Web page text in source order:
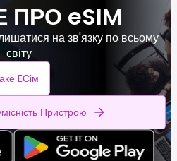
ПРО eSIM
на зв'язку по всьому
світу
EСім
Пристрою